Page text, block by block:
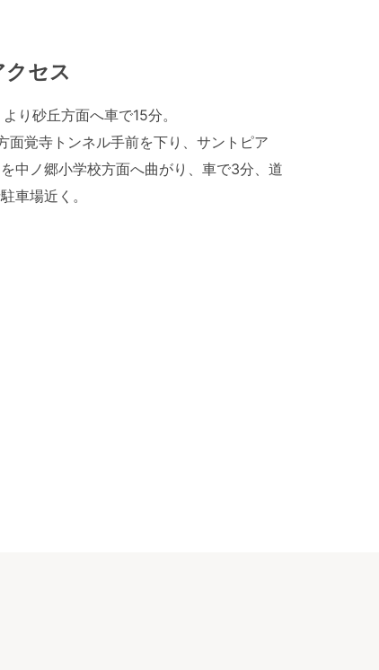
セス
り砂丘方面へ車で15分。
面覚寺トンネル手前を下り、サントピア
を中ノ郷小学校方面へ曲がり、車で3分、道
車場近く。